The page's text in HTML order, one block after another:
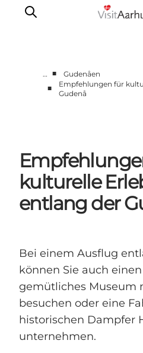
Sehen und erleben
Reiseplanung
Transport
… ■
Gudenåen
■
Empfehlungen für
Gudenå
kulturelle
entlang der
Bei einem Ausflug
können Sie auch
gemütliches Museum
besuchen oder eine
historischen Dampfer
unternehmen.